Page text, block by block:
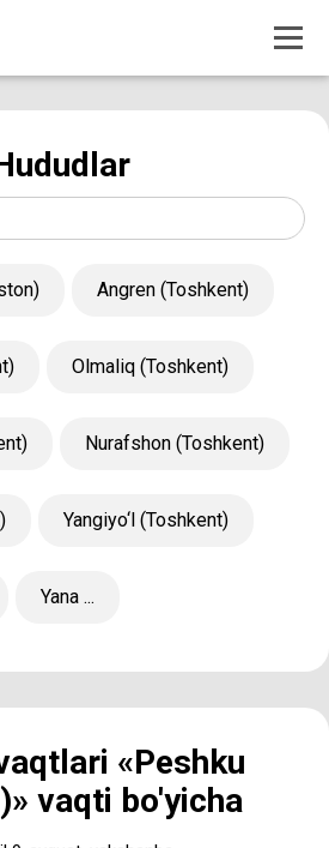
Angren (Toshkent)
Olmaliq (Toshkent)
Nurafshon (Toshkent)
Yangiyo‘l (Toshkent)
Yana ...
«Peshku
vaqti bo'yicha